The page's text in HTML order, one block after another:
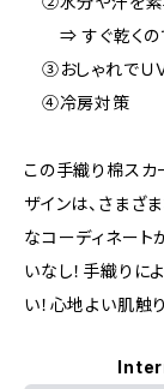
⇒ すぐ乾くので
③おしゃれでＵ
④冷房対策
この手織り棉スカ
ザインは、さまざ
なコーディネート
いなし！手織りに
い！心地よい肌触